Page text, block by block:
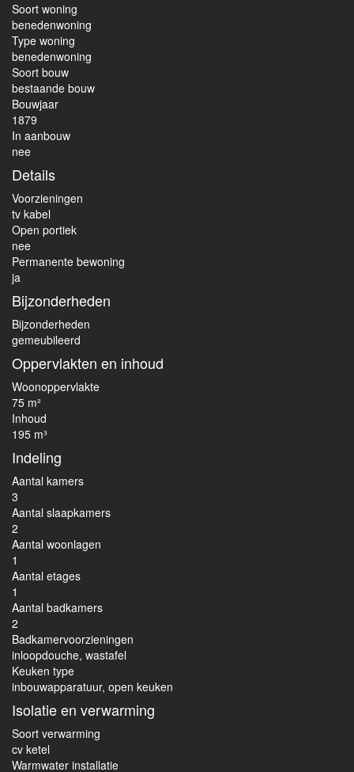
Soort woning
benedenwoning
Type woning
benedenwoning
Soort bouw
bestaande bouw
Bouwjaar
1879
In aanbouw
nee
Details
Voorzieningen
tv kabel
Open portiek
nee
Permanente bewoning
ja
Bijzonderheden
Bijzonderheden
gemeubileerd
Oppervlakten en inhoud
Woonoppervlakte
75 m²
Inhoud
195 m³
Indeling
Aantal kamers
3
Aantal slaapkamers
2
Aantal woonlagen
1
Aantal etages
1
Aantal badkamers
2
Badkamervoorzieningen
inloopdouche, wastafel
Keuken type
inbouwapparatuur, open keuken
Isolatie en verwarming
Soort verwarming
cv ketel
Warmwater installatie